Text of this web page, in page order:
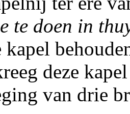
te doen in
deze
van drie